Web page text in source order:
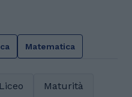
Matematica
Liceo
Maturità